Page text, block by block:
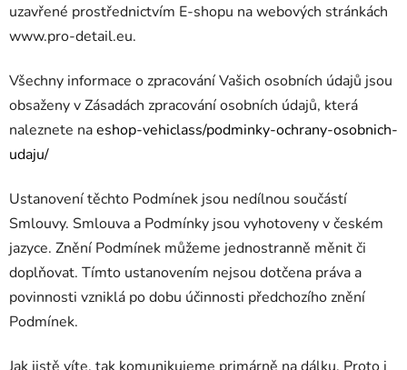
uzavřené prostřednictvím E-shopu na webových stránkách
www.pro-detail.eu.
Všechny informace o zpracování Vašich osobních údajů jsou
obsaženy v Zásadách zpracování osobních údajů, která
naleznete naeshop-vehiclass/podminky-ochrany-osobnich-
udaju/
Ustanovení těchto Podmínek jsou nedílnou součástí
Smlouvy. Smlouva a Podmínky jsou vyhotoveny v českém
jazyce. Znění Podmínek můžeme jednostranně měnit či
doplňovat. Tímto ustanovením nejsou dotčena práva a
povinnosti vzniklá po dobu účinnosti předchozího znění
Podmínek.